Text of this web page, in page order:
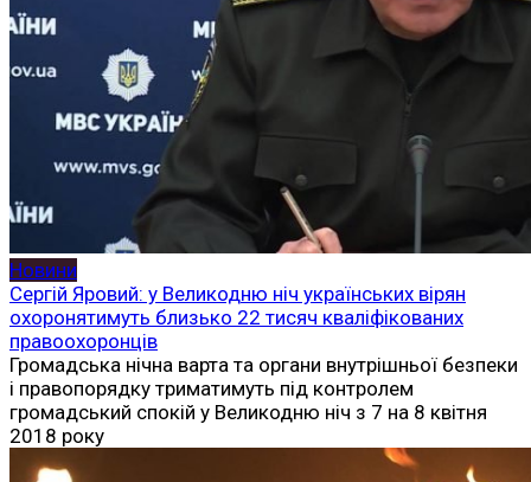
Новини
Сергій Яровий: у Великодню ніч українських вірян
охоронятимуть близько 22 тисяч кваліфікованих
правоохоронців
Громадська нічна варта та органи внутрішньої безпеки
і правопорядку триматимуть під контролем
громадський спокій у Великодню ніч з 7 на 8 квітня
2018 року